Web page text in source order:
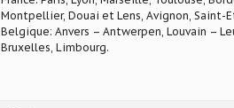
Montpellier, Douai et Lens, Avignon, Saint-
Belgique: Anvers – Antwerpen, Louvain –
Bruxelles, Limbourg.